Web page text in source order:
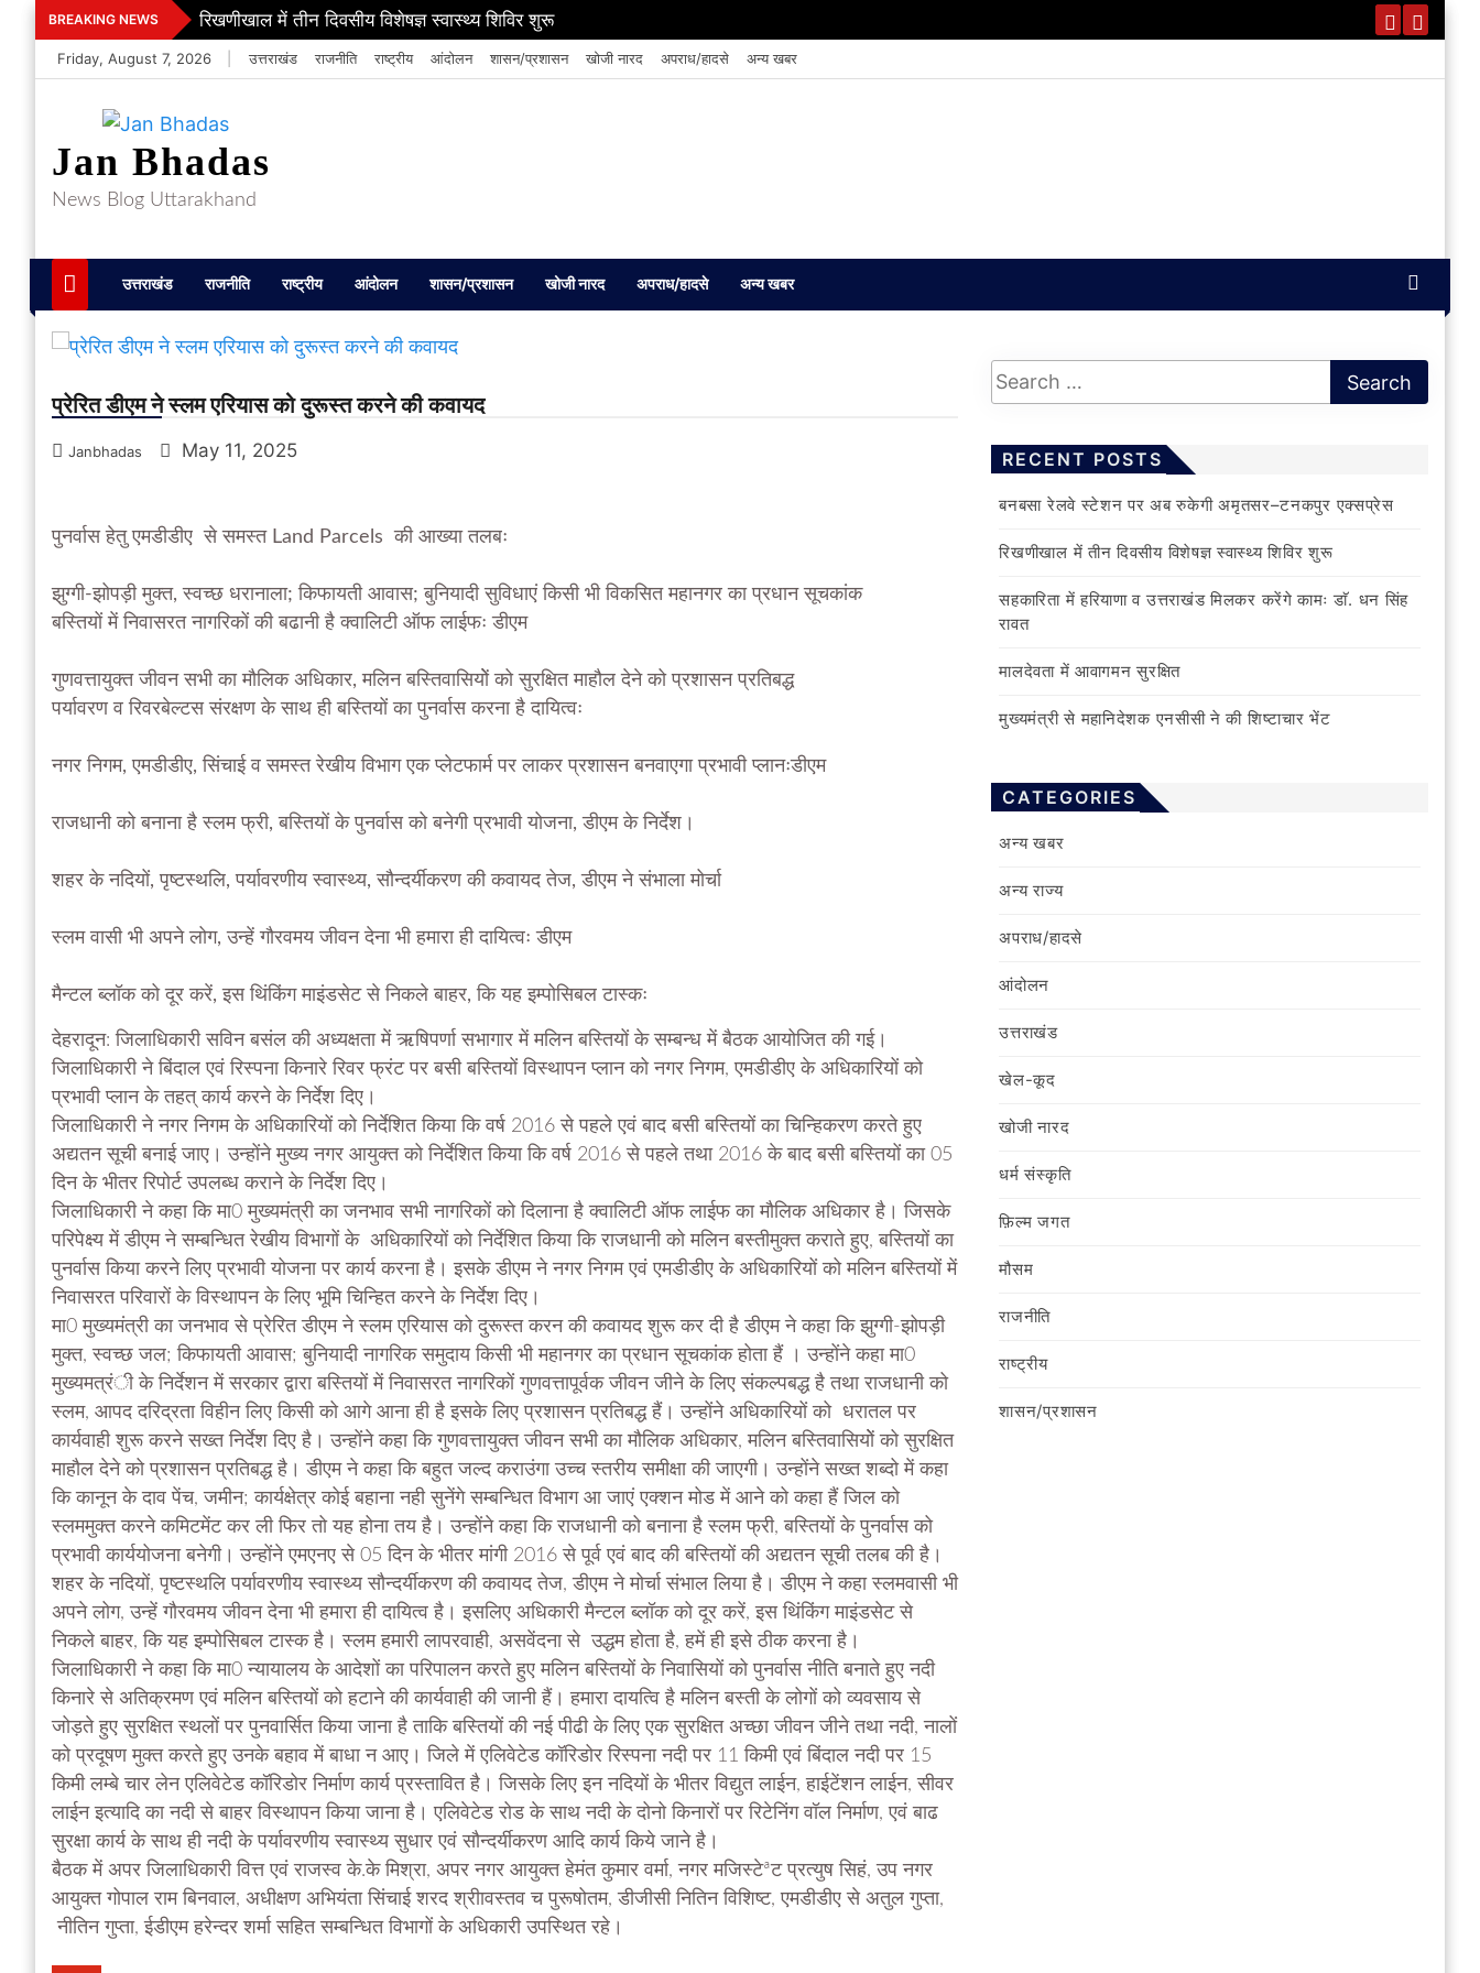
Skip
to
content
BREAKING NEWS रिखणीखाल में तीन दिवसीय विशेषज्ञ स्वास्थ्य शिविर शुरू
Friday, August 7, 2026 उत्तराखंड राजनीति राष्ट्रीय आंदोलन शासन/प्रशासन खोजी नारद अपराध/हादसे अन्य खबर
Jan Bhadas
News Blog Uttarakhand
उत्तराखंड राजनीति राष्ट्रीय आंदोलन शासन/प्रशासन खोजी नारद अपराध/हादसे अन्य खबर
प्रेरित डीएम ने स्लम एरियास को दुरूस्त करने की कवायद
Janbhadas May 11, 2025
पुनर्वास हेतु एमडीडीए से समस्त Land Parcels की आख्या तलबः
झुग्गी-झोपड़ी मुक्त, स्वच्छ धरानाला; किफायती आवास; बुनियादी सुविधाएं किसी भी विकसित महानगर का प्रधान सूचकांक
बस्तियों में निवासरत नागरिकों की बढानी है क्वालिटी ऑफ लाईफः डीएम
गुणवत्तायुक्त जीवन सभी का मौलिक अधिकार, मलिन बस्तिवासियोें को सुरक्षित माहौल देने को प्रशासन प्रतिबद्ध
पर्यावरण व रिवरबेल्टस संरक्षण के साथ ही बस्तियों का पुनर्वास करना है दायित्वः
नगर निगम, एमडीडीए, सिंचाई व समस्त रेखीय विभाग एक प्लेटफार्म पर लाकर प्रशासन बनवाएगा प्रभावी प्लानःडीएम
राजधानी को बनाना है स्लम फ्री, बस्तियों के पुनर्वास को बनेगी प्रभावी योजना, डीएम के निर्देश।
शहर के नदियों, पृष्टस्थलि, पर्यावरणीय स्वास्थ्य, सौन्दर्यीकरण की कवायद तेज, डीएम ने संभाला मोर्चा
स्लम वासी भी अपने लोग, उन्हें गौरवमय जीवन देना भी हमारा ही दायित्वः डीएम
मैन्टल ब्लॉक को दूर करें, इस थिंकिंग माइंडसेट से निकले बाहर, कि यह इम्पोसिबल टास्कः
देहरादून: जिलाधिकारी सविन बसंल की अध्यक्षता में ऋषिपर्णा सभागार में मलिन बस्तियों के सम्बन्ध में बैठक आयोजित की गई।
जिलाधिकारी ने बिंदाल एवं रिस्पना किनारे रिवर फ्रंट पर बसी बस्तियों विस्थापन प्लान को नगर निगम, एमडीडीए के अधिकारियों को
प्रभावी प्लान के तहत् कार्य करने के निर्देश दिए।
जिलाधिकारी ने नगर निगम के अधिकारियों को निर्देशित किया कि वर्ष 2016 से पहले एवं बाद बसी बस्तियों का चिन्हिकरण करते हुए
अद्यतन सूची बनाई जाए। उन्होंने मुख्य नगर आयुक्त को निर्देशित किया कि वर्ष 2016 से पहले तथा 2016 के बाद बसी बस्तियों का 05
दिन के भीतर रिपोर्ट उपलब्ध कराने के निर्देश दिए।
जिलाधिकारी ने कहा कि मा0 मुख्यमंत्री का जनभाव सभी नागरिकों को दिलाना है क्वालिटी ऑफ लाईफ का मौलिक अधिकार है। जिसके
परिपेक्ष्य में डीएम ने सम्बन्धित रेखीय विभागों के अधिकारियों को निर्देशित किया कि राजधानी को मलिन बस्तीमुक्त कराते हुए, बस्तियों का
पुनर्वास किया करने लिए प्रभावी योजना पर कार्य करना है। इसके डीएम ने नगर निगम एवं एमडीडीए के अधिकारियों को मलिन बस्तियों में
निवासरत परिवारों के विस्थापन के लिए भूमि चिन्हित करने के निर्देश दिए।
मा0 मुख्यमंत्री का जनभाव से प्रेरित डीएम ने स्लम एरियास को दुरूस्त करन की कवायद शुरू कर दी है डीएम ने कहा कि झुग्गी-झोपड़ी
मुक्त, स्वच्छ जल; किफायती आवास; बुनियादी नागरिक समुदाय किसी भी महानगर का प्रधान सूचकांक होता हैं । उन्होंने कहा मा0
मुख्यमत्रंी के निर्देशन में सरकार द्वारा बस्तियों में निवासरत नागरिकों गुणवत्तापूर्वक जीवन जीने के लिए संकल्पबद्ध है तथा राजधानी को
स्लम, आपद दरिद्रता विहीन लिए किसी को आगे आना ही है इसके लिए प्रशासन प्रतिबद्ध हैं। उन्होंने अधिकारियों को धरातल पर
कार्यवाही शुरू करने सख्त निर्देश दिए है। उन्होंने कहा कि गुणवत्तायुक्त जीवन सभी का मौलिक अधिकार, मलिन बस्तिवासियोें को सुरक्षित
माहौल देने को प्रशासन प्रतिबद्ध है। डीएम ने कहा कि बहुत जल्द कराउंगा उच्च स्तरीय समीक्षा की जाएगी। उन्होंने सख्त शब्दो में कहा
कि कानून के दाव पेंच, जमीन; कार्यक्षेत्र कोई बहाना नही सुनेंगे सम्बन्धित विभाग आ जाएं एक्शन मोड में आने को कहा हैं जिल को
स्लममुक्त करने कमिटमेंट कर ली फिर तो यह होना तय है। उन्होंने कहा कि राजधानी को बनाना है स्लम फ्री, बस्तियों के पुनर्वास को
प्रभावी कार्ययोजना बनेगी। उन्होंने एमएनए से 05 दिन के भीतर मांगी 2016 से पूर्व एवं बाद की बस्तियों की अद्यतन सूची तलब की है।
शहर के नदियों, पृष्टस्थलि पर्यावरणीय स्वास्थ्य सौन्दर्यीकरण की कवायद तेज, डीएम ने मोर्चा संभाल लिया है। डीएम ने कहा स्लमवासी भी
अपने लोग, उन्हें गौरवमय जीवन देना भी हमारा ही दायित्व है। इसलिए अधिकारी मैन्टल ब्लॉक को दूर करें, इस थिंकिंग माइंडसेट से
निकले बाहर, कि यह इम्पोसिबल टास्क है। स्लम हमारी लापरवाही, असवेंदना से उद्धम होता है, हमें ही इसे ठीक करना है।
जिलाधिकारी ने कहा कि मा0 न्यायालय के आदेशों का परिपालन करते हुए मलिन बस्तियों के निवासियों को पुनर्वास नीति बनाते हुए नदी
किनारे से अतिक्रमण एवं मलिन बस्तियों को हटाने की कार्यवाही की जानी हैं। हमारा दायत्वि है मलिन बस्ती के लोगों को व्यवसाय से
जोड़ते हुए सुरक्षित स्थलों पर पुनवार्सित किया जाना है ताकि बस्तियों की नई पीढी के लिए एक सुरक्षित अच्छा जीवन जीने तथा नदी, नालों
को प्रदूषण मुक्त करते हुए उनके बहाव में बाधा न आए। जिले में एलिवेटेड कॉरिडोर रिस्पना नदी पर 11 किमी एवं बिंदाल नदी पर 15
किमी लम्बे चार लेन एलिवेटेड कॉरिडोर निर्माण कार्य प्रस्तावित है। जिसके लिए इन नदियों के भीतर विद्युत लाईन, हाईटेंशन लाईन, सीवर
लाईन इत्यादि का नदी से बाहर विस्थापन किया जाना है। एलिवेटेड रोड के साथ नदी के दोनो किनारों पर रिटेनिंग वॉल निर्माण, एवं बाढ
सुरक्षा कार्य के साथ ही नदी के पर्यावरणीय स्वास्थ्य सुधार एवं सौन्दर्यीकरण आदि कार्य किये जाने है।
बैठक में अपर जिलाधिकारी वित्त एवं राजस्व के.के मिश्रा, अपर नगर आयुक्त हेमंत कुमार वर्मा, नगर मजिस्टेªट प्रत्युष सिहं, उप नगर
आयुक्त गोपाल राम बिनवाल, अधीक्षण अभियंता सिंचाई शरद श्रीावस्तव च पुरूषोतम, डीजीसी नितिन विशिष्ट, एमडीडीए से अतुल गुप्ता,
नीतिन गुप्ता, ईडीएम हरेन्दर शर्मा सहित सम्बन्धित विभागों के अधिकारी उपस्थित रहे।
RECENT POSTS
बनबसा रेलवे स्टेशन पर अब रुकेगी अमृतसर–टनकपुर एक्सप्रेस
रिखणीखाल में तीन दिवसीय विशेषज्ञ स्वास्थ्य शिविर शुरू
सहकारिता में हरियाणा व उत्तराखंड मिलकर करेंगे कामः डाॅ. धन सिंह
रावत
मालदेवता में आवागमन सुरक्षित
मुख्यमंत्री से महानिदेशक एनसीसी ने की शिष्टाचार भेंट
CATEGORIES
अन्य खबर
अन्य राज्य
अपराध/हादसे
आंदोलन
उत्तराखंड
खेल-कूद
खोजी नारद
धर्म संस्कृति
फ़िल्‍म जगत
मौसम
राजनीति
राष्ट्रीय
शासन/प्रशासन